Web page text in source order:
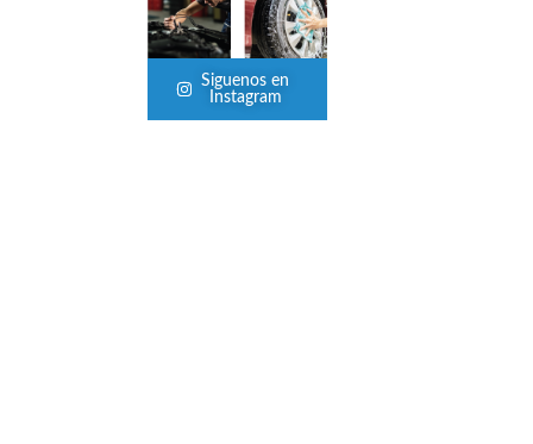
Siguenos en
Instagram